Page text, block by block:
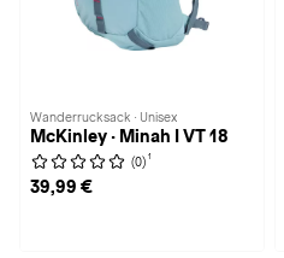
Wanderrucksack · Unisex
McKinley · Minah I VT 18
(0) 1
39,99 €